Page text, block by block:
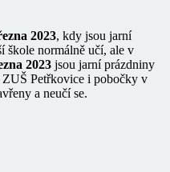
2023, kdy jsou jarní
škole normálně učí, ale v
2023 jsou jarní prázdniny
ZUŠ Petřkovice i pobočky v
a neučí se.